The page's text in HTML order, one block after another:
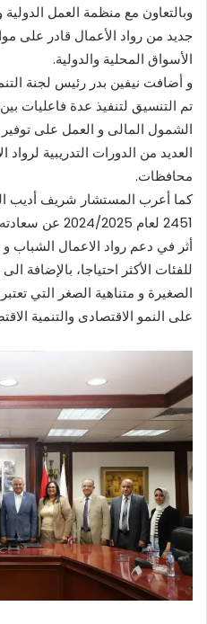
وبالتعاون مع منظمة العمل
جديد من رواد الأعمال قادر على
الأسواق المحلية والدولية.
و أضافت نيفين بدر رئيس لجنة
تم التنسيق لتنفيذ عدة فاعليات
الشمول المالى و العمل على
العديد من الدورات التدريبية
محافظات.
كما أعرب المستشار شريف أديب
2451 لعام
أثر في دعم رواد الاعمال الشباب
للفئات الأكثر احتياجا،
الصغيرة و متناهية الصغر التي
على النمو الاقتصادى والتنمية